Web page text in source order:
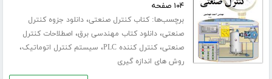
۱۰۴ صفحه
برچسب‌ها:کتاب کنترل صنعتی،دانلود جزوه کنترل
صنعتی،دانلود کتاب مهندسی برق، اصطلاحات کنترل
صنعتی،کنترل کننده PLC ، سیستم کنترل اتوماتیک،
روش های اندازه گیری